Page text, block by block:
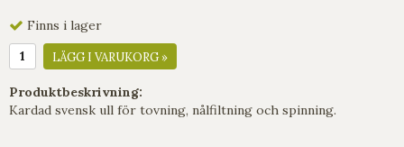
Finns i lager
LÄGG I VARUKORG »
Produktbeskrivning:
Kardad svensk ull för tovning, nålfiltning och spinning.